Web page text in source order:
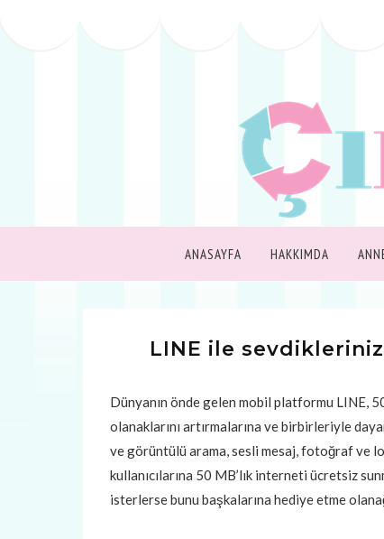
ANASAYFA HAKKIMDA
LINE ile
Dünyanın önde gelen mobil platformu LINE,
olanaklarını artırmalarına ve birbirleriyle
ve görüntülü arama, sesli mesaj, fotoğraf ve
kullanıcılarına 50 MB’lık interneti ücretsiz
isterlerse bunu başkalarına hediye etme